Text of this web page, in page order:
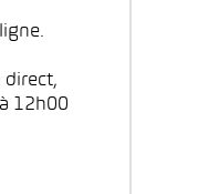
direct,
12h00